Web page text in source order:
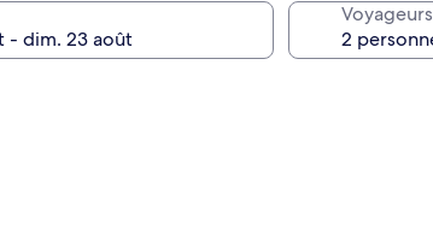
Voyageurs